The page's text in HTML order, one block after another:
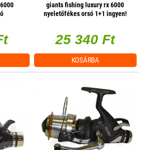
giants fishing luxury rx 6000
nyeletőfékes orsó 1+1 ingyen!
25 340 Ft
KOSÁRBA